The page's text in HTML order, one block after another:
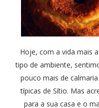
Hoje, com a vida mais
tipo de ambiente,
pouco mais de
típicas de Sítio. Mas
para a sua casa e o